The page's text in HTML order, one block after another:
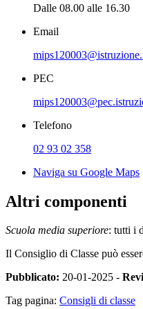
Dalle 08.00 alle 16.30
Email
PEC
Telefono
02 93 02 358
Naviga su Google Maps
Altri componenti
Scuola media superiore: tutti i
Il Consiglio di Classe può
Pubblicato: 20-01-2025 -
Tag pagina: Consigli di classe